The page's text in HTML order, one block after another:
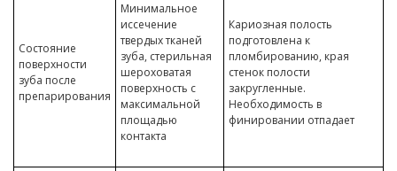
Состояние
поверхности
зуба после
препарирования
Минимальное
иссечение
твердых тканей
зуба, стерильная
шероховатая
поверхность с
максимальной
площадью
контакта
Кариозная полость
подготовлена к
пломбированию, края
стенок полости
закругленные.
Необходимость в
финировании отпадает